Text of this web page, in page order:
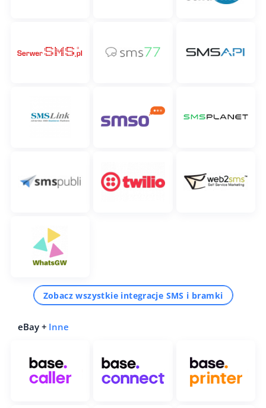
Zobacz wszystkie integracje SMS i bramki
eBay + Inne